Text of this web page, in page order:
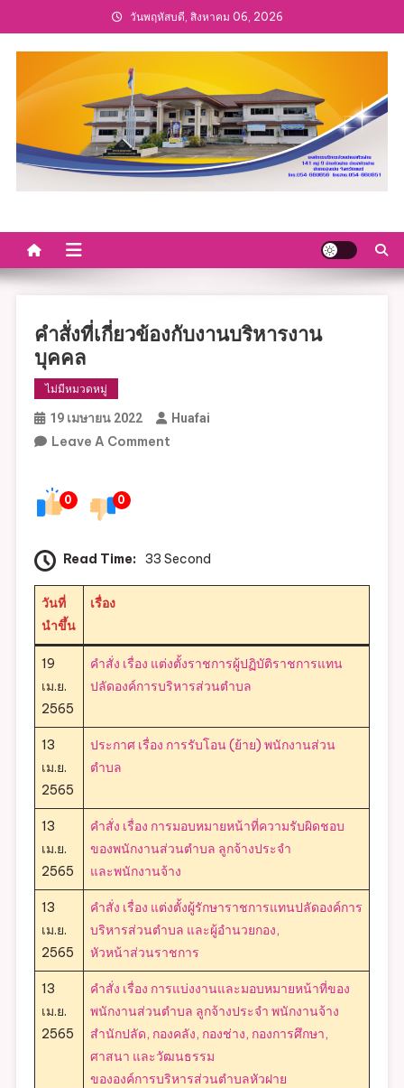
to
content
วันพฤหัสบดี, สิงหาคม 06, 2026
คำสั่งที่เกี่ยวข้องกับงานบริหารงาน
บุคคล
ไม่มีหมวดหมู่
19 เมษายน 2022 Huafai
Leave A CommentOn
กับ
บุคคล
0 0
Read Time: 33 Second
วันที่
นำขึ้น
เรื่อง
19
เม.ย.
2565
คำสั่ง เรื่อง แต่งตั้งราชการผู้ปฏิบัติราชการแทน
ปลัดองค์การบริหารส่วนตำบล
13
เม.ย.
2565
ประกาศ เรื่อง การรับโอน (ย้าย) พนักงานส่วน
ตำบล
13
เม.ย.
2565
คำสั่ง เรื่อง การมอบหมายหน้าที่ความรับผิดชอบ
ของพนักงานส่วนตำบล ลูกจ้างประจำ
และพนักงานจ้าง
13
เม.ย.
2565
คำสั่ง เรื่อง แต่งตั้งผู้รักษาราชการแทนปลัดองค์การ
บริหารส่วนตำบล และผู้อำนวยกอง,
หัวหน้าส่วนราชการ
13
เม.ย.
2565
คำสั่ง เรื่อง การแบ่งงานและมอบหมายหน้าที่ของ
พนักงานส่วนตำบล ลูกจ้างประจำ พนักงานจ้าง
สำนักปลัด, กองคลัง, กองช่าง, กองการศึกษา,
ศาสนา และวัฒนธรรม
ขององค์การบริหารส่วนตำบลหัวฝาย